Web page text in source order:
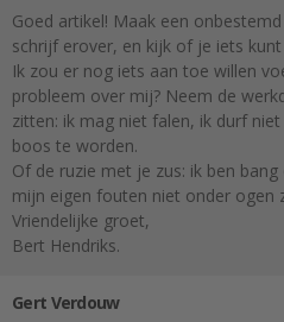
Goed artikel! Maak een
schrijf erover, en kijk of je iets
Ik zou er nog iets aan toe willen
probleem over mij? Neem de
zitten: ik mag niet falen, ik durf
boos te worden.
Of de ruzie met je zus: ik ben
mijn eigen fouten niet onder ogen
Vriendelijke groet,
Bert Hendriks.
Gert Verdouw